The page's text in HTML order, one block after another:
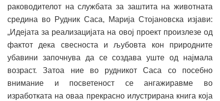
раководителот на службата за заштита на животната
средина во Рудник Саса, Марија Стојановска изјави:
„Идејата за реализацијата на овој проект произлезе од
фактот дека свесноста и љубовта кон природните
убавини започнува да се создава уште од најмала
возраст. Затоа ние во рудникот Саса со посебно
внимание и посветеност се ангажиравме во
изработката на оваа прекрасно илустрирана книга која